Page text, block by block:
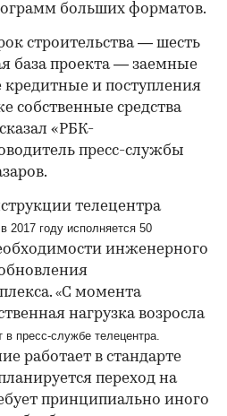
больших форматов.
строительства — шесть
база проекта — заемные
кредитные и поступления
собственные средства
«РБК-
пресс-службы
телецентра
2017 году исполняется 50
инженерного
«С момента
нагрузка возросла
в пресс-службе телецентра.
работает в стандарте
переход на
принципиально иного